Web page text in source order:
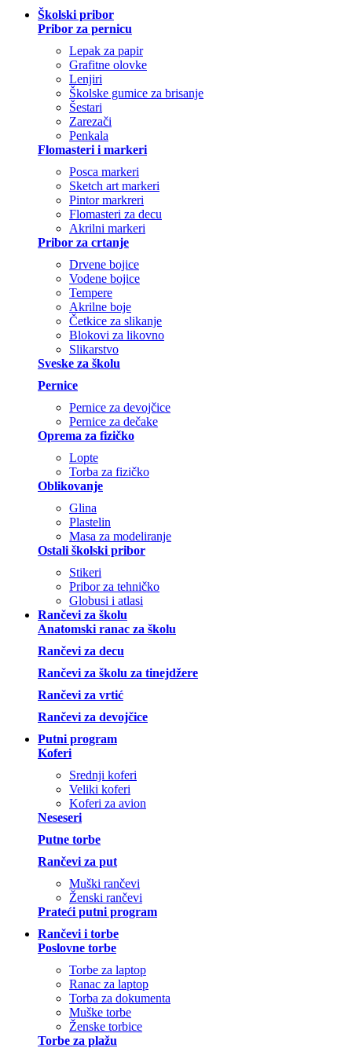
Školski pribor
Pribor za pernicu
Lepak za papir
Grafitne olovke
Lenjiri
Školske gumice za brisanje
Šestari
Zarezači
Penkala
Flomasteri i markeri
Posca markeri
Sketch art markeri
Pintor markreri
Flomasteri za decu
Akrilni markeri
Pribor za crtanje
Drvene bojice
Vodene bojice
Tempere
Akrilne boje
Četkice za slikanje
Blokovi za likovno
Slikarstvo
Sveske za školu
Pernice
Pernice za devojčice
Pernice za dečake
Oprema za fizičko
Lopte
Torba za fizičko
Oblikovanje
Glina
Plastelin
Masa za modeliranje
Ostali školski pribor
Stikeri
Pribor za tehničko
Globusi i atlasi
Rančevi za školu
Anatomski ranac za školu
Rančevi za decu
Rančevi za školu za tinejdžere
Rančevi za vrtić
Rančevi za devojčice
Putni program
Koferi
Srednji koferi
Veliki koferi
Koferi za avion
Neseseri
Putne torbe
Rančevi za put
Muški rančevi
Ženski rančevi
Prateći putni program
Rančevi i torbe
Poslovne torbe
Torbe za laptop
Ranac za laptop
Torba za dokumenta
Muške torbe
Ženske torbice
Torbe za plažu